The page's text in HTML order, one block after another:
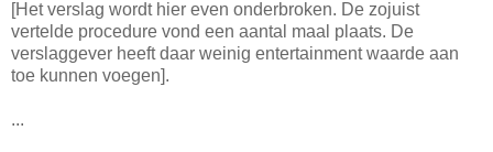
[Het verslag wordt hier even onderbroken. De zojuist
vertelde procedure vond een aantal maal plaats. De
verslaggever heeft daar weinig entertainment waarde aan
toe kunnen voegen].
...